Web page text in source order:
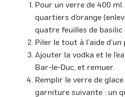
Pour un verre de 400
quartiers d’orange
quatre feuilles de basilic
Piler le tout à l’aide
Ajouter la vodka et le
Bar-le-Duc, et remuer.
Remplir le verre de
garniture suivante : un